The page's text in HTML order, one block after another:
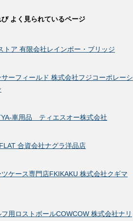
び よく見られているページ
トア 有限会社レインボー・ブリッジ
サーフィールド 株式会社フジコーポレーシ
車用品 ティエスオー株式会社
合資会社ナグラ洋品店
ツケース専門店FKIKAKU 株式会社クギマ
フ用ロストボールCOWCOW 株式会社ナリ